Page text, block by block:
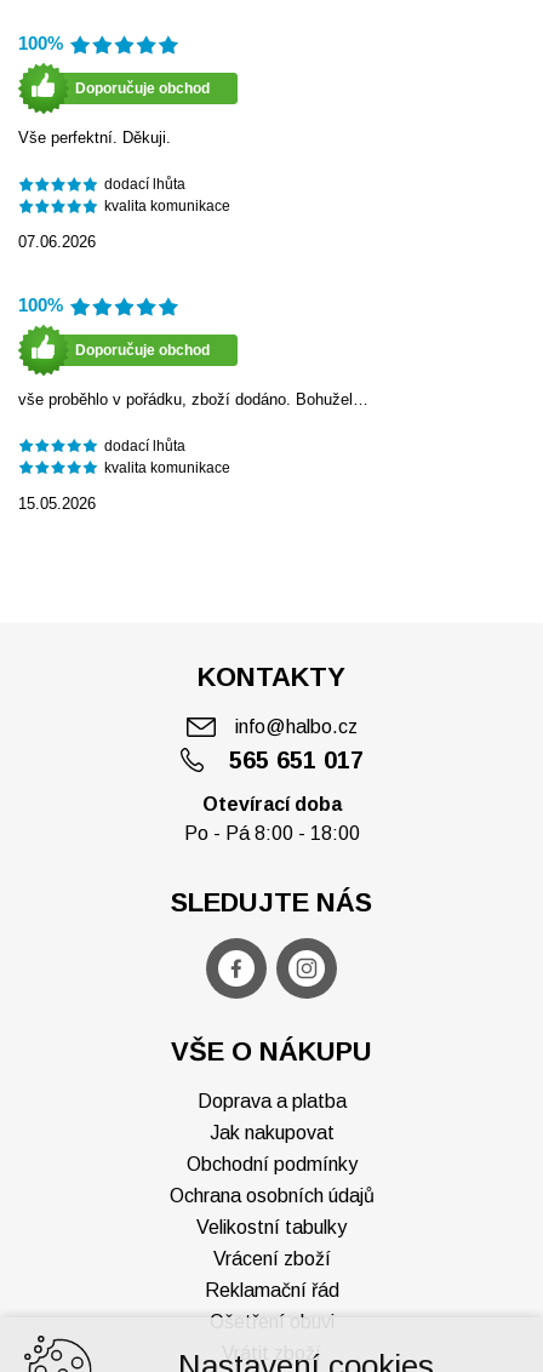
100%
Doporučuje obchod
Vše perfektní. Děkuji.
dodací lhůta
kvalita komunikace
07.06.2026
100%
Doporučuje obchod
vše proběhlo v pořádku, zboží dodáno. Bohužel…
dodací lhůta
kvalita komunikace
15.05.2026
KONTAKTY
565 651 017
info@halbo.cz
Otevírací doba
Po - Pá 8:00 - 18:00
VŠE O NÁKUPU
Doprava a platba
Jak nakupovat
Obchodní podmínky
Ochrana osobních údajů
Velikostní tabulky
Vrácení zboží
Reklamační řád
Ošetření obuvi
Vrátit zboží
SLEDUJTE NÁS